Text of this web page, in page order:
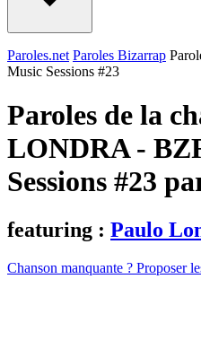
Paroles.net Paroles Bizarrap
Music Sessions #23
Paroles de la
LONDRA -
Sessions #23
featuring : Paulo
Chanson manquante ? Proposer